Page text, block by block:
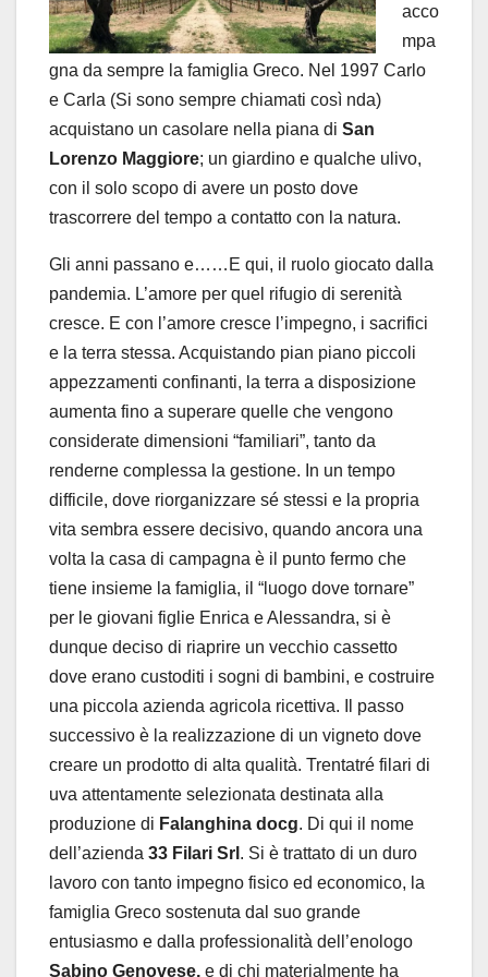
acco
mpa
gna da sempre la famiglia Greco. Nel 1997 Carlo
e Carla (Si sono sempre chiamati così nda)
acquistano un casolare nella piana di San
Lorenzo Maggiore; un giardino e qualche ulivo,
con il solo scopo di avere un posto dove
trascorrere del tempo a contatto con la natura.
Gli anni passano e……E qui, il ruolo giocato dalla
pandemia. L’amore per quel rifugio di serenità
cresce. E con l’amore cresce l’impegno, i sacrifici
e la terra stessa. Acquistando pian piano piccoli
appezzamenti confinanti, la terra a disposizione
aumenta fino a superare quelle che vengono
considerate dimensioni “familiari”, tanto da
renderne complessa la gestione. In un tempo
difficile, dove riorganizzare sé stessi e la propria
vita sembra essere decisivo, quando ancora una
volta la casa di campagna è il punto fermo che
tiene insieme la famiglia, il “luogo dove tornare”
per le giovani figlie Enrica e Alessandra, si è
dunque deciso di riaprire un vecchio cassetto
dove erano custoditi i sogni di bambini, e costruire
una piccola azienda agricola ricettiva. Il passo
successivo è la realizzazione di un vigneto dove
creare un prodotto di alta qualità. Trentatré filari di
uva attentamente selezionata destinata alla
produzione di Falanghina docg. Di qui il nome
dell’azienda 33 Filari Srl . Si è trattato di un duro
lavoro con tanto impegno fisico ed economico, la
famiglia Greco sostenuta dal suo grande
entusiasmo e dalla professionalità dell’enologo
Sabino Genovese, e di chi materialmente ha